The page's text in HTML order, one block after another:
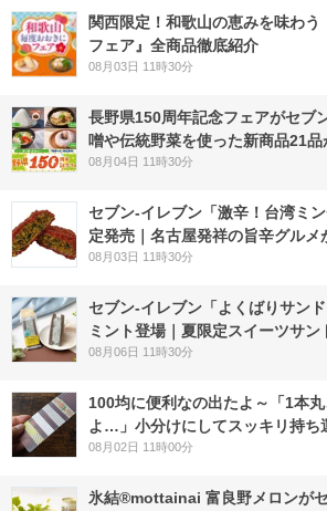
関西限定！和歌山の恵みを味わう
フェア』全商品徹底紹介
08月03日 11時30分
長野県150周年記念フェアがセ
噌や伝統野菜を使った新商品21品
08月04日 11時30分
セブン-イレブン「激辛！台湾ミ
定発売｜名古屋発祥の旨辛グルメ
08月03日 11時30分
セブン‐イレブン「よくばりサン
ミント登場｜夏限定スイーツサン
08月06日 11時30分
100均に便利なの出たよ～「1本
よ…」小分けにしてスッキリ持ち
08月02日 11時00分
氷結®mottainai 富良野メロンが